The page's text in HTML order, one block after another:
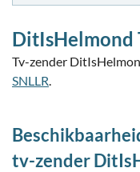
DitIsHelmond
Tv-zender
SNLLR.
tv-zender